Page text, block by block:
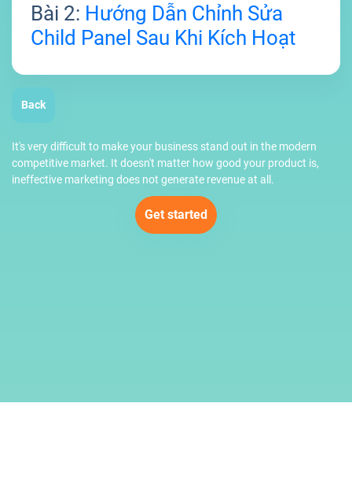
Bài 2: Hướng Dẫn Chỉnh Sửa
Child Panel Sau Khi Kích Hoạt
Back
It's very difficult to make your business stand out in the modern
competitive market. It doesn't matter how good your product is,
ineffective marketing does not generate revenue at all.
Get started